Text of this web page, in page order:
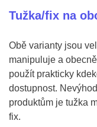
Tužka/fix na
Obě varianty jsou
manipuluje a
použít prakticky
dostupnost.
produktům je tužka
fix.